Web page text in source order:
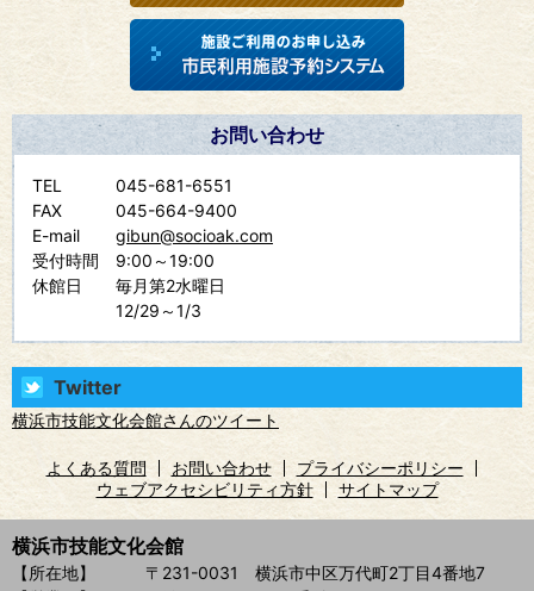
お問い合わせ
TEL
045-681-6551
FAX
045-664-9400
E-mail
gibun@socioak.com
受付時間
9:00～19:00
休館日
毎月第2水曜日
12/29～1/3
Twitter
横浜市技能文化会館さんのツイート
よくある質問 お問い合わせ
プライバシーポリシー
ウェブアクセシビリティ方針
サイトマップ
横浜市技能文化会館
【所在地】
〒231-0031 横浜市中区万代町2丁目4番地7